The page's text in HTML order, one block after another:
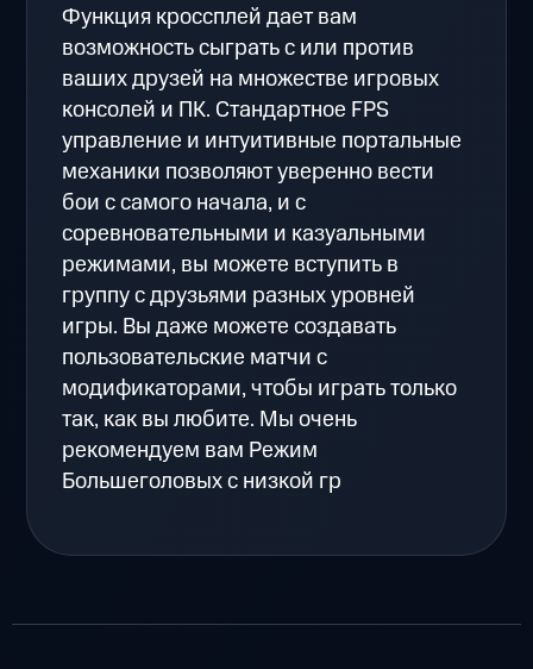
Функция кроссплей дает вам
возможность сыграть с или против
ваших друзей на множестве игровых
консолей и ПК. Стандартное FPS
управление и интуитивные портальные
механики позволяют уверенно вести
бои с самого начала, и с
соревновательными и казуальными
режимами, вы можете вступить в
группу с друзьями разных уровней
игры. Вы даже можете создавать
пользовательские матчи с
модификаторами, чтобы играть только
так, как вы любите. Мы очень
рекомендуем вам Режим
Большеголовых с низкой гр